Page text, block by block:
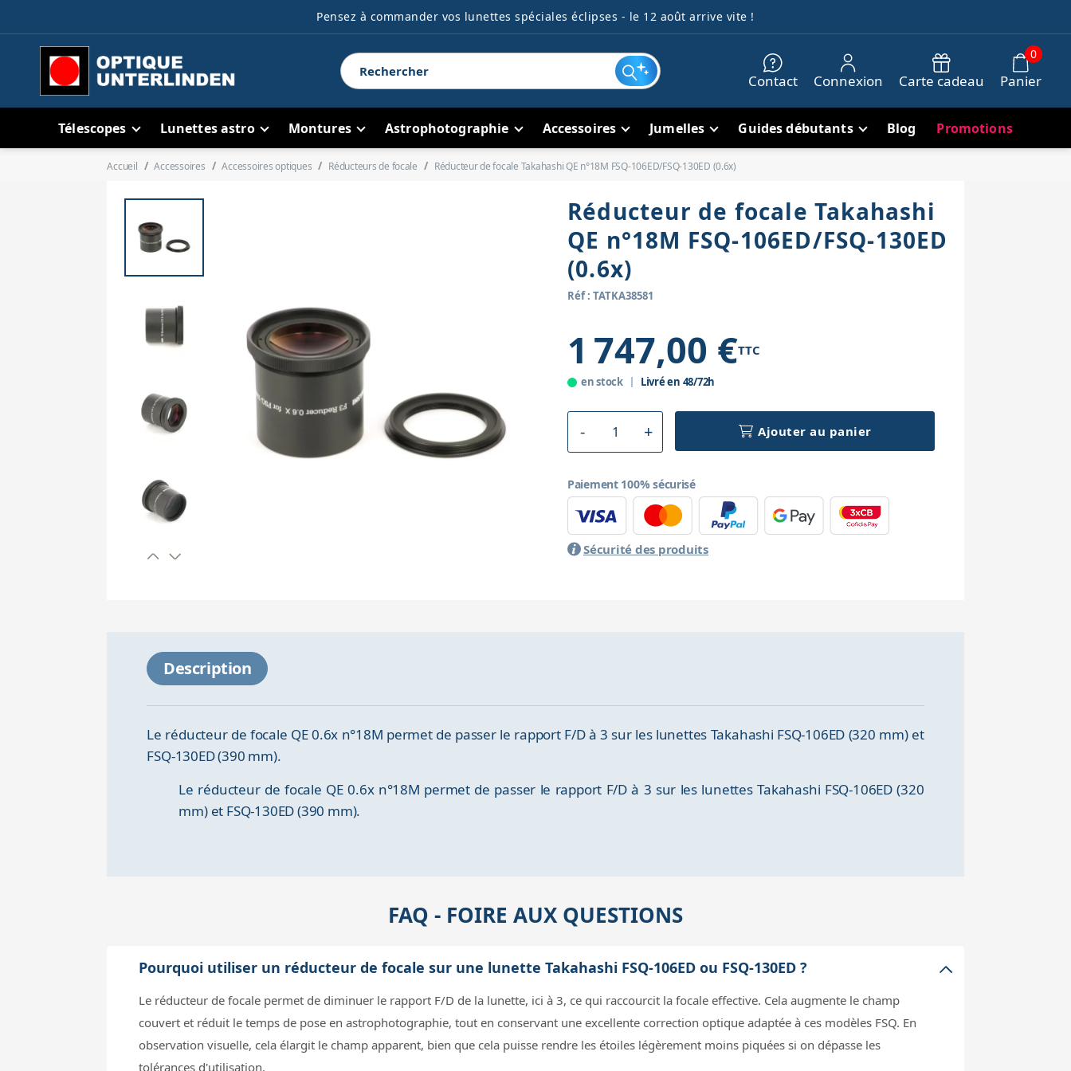
Pensez à commander vos lunettes spéciales éclipses - le 12 août arrive vite !
Contact Connexion Carte cadeau Panier
0
Télescopes Lunettes astro Montures Astrophotographie Accessoires Jumelles Guides débutants Blog Promotions
Accueil Accessoires Accessoires optiques Réducteurs de focale Réducteur de focale Takahashi QE n°18M FSQ-106ED/FSQ-130ED (0.6x)
Réducteur de focale Takahashi
QE n°18M FSQ-106ED/FSQ-130ED
(0.6x)
Réf : TATKA38581
1 747,00 €TTC
en stock Livré en 48/72h
Ajouter au panier
Paiement 100% sécurisé
Sécurité des produits
Description
Le réducteur de focale QE 0.6x n°18M permet de passer le rapport F/D à 3 sur les lunettes Takahashi FSQ-106ED (320 mm) et
FSQ-130ED (390 mm).
Le réducteur de focale QE 0.6x n°18M permet de passer le rapport F/D à 3 sur les lunettes Takahashi FSQ-106ED (320
mm) et FSQ-130ED (390 mm).
FAQ - FOIRE AUX QUESTIONS
Pourquoi utiliser un réducteur de focale sur une lunette Takahashi FSQ-106ED ou FSQ-130ED ?
Le réducteur de focale permet de diminuer le rapport F/D de la lunette, ici à 3, ce qui raccourcit la focale effective. Cela augmente le champ
couvert et réduit le temps de pose en astrophotographie, tout en conservant une excellente correction optique adaptée à ces modèles FSQ. En
observation visuelle, cela élargit le champ apparent, bien que cela puisse rendre les étoiles légèrement moins piquées si on dépasse les
tolérances d'utilisation.